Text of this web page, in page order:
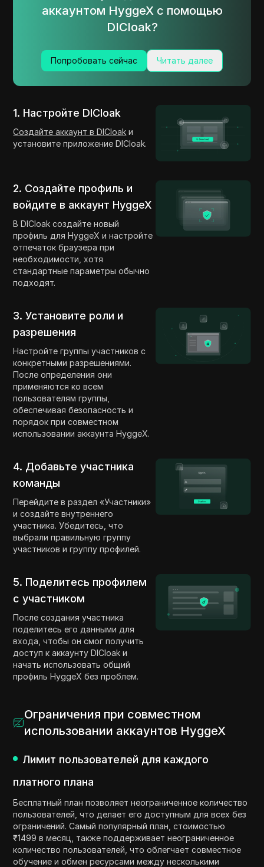
аккаунтом HyggeX с помощью
DICloak?
Попробовать сейчас Читать далее
1. Настройте DICloak
Создайте аккаунт в DICloak и
установите приложение DICloak.
2. Создайте профиль и
войдите в аккаунт HyggeX
В DICloak создайте новый
профиль для HyggeX и настройте
отпечаток браузера при
необходимости, хотя
стандартные параметры обычно
подходят.
3. Установите роли и
разрешения
Настройте группы участников с
конкретными разрешениями.
После определения они
применяются ко всем
пользователям группы,
обеспечивая безопасность и
порядок при совместном
использовании аккаунта HyggeX.
4. Добавьте участника
команды
Перейдите в раздел «Участники»
и создайте внутреннего
участника. Убедитесь, что
выбрали правильную группу
участников и группу профилей.
5. Поделитесь профилем
с участником
После создания участника
поделитесь его данными для
входа, чтобы он смог получить
доступ к аккаунту DICloak и
начать использовать общий
профиль HyggeX без проблем.
Ограничения при совместном
использовании аккаунтов HyggeX
Лимит пользователей для каждого
платного плана
Бесплатный план позволяет неограниченное количество
пользователей, что делает его доступным для всех без
ограничений. Самый популярный план, стоимостью
₹1499 в месяц, также поддерживает неограниченное
количество пользователей, что облегчает совместное
обучение и обмен ресурсами между несколькими